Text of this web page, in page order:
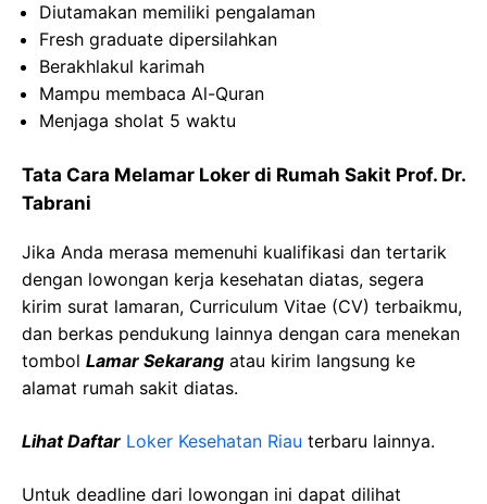
Diutamakan memiliki pengalaman
Fresh graduate dipersilahkan
Berakhlakul karimah
Mampu membaca Al-Quran
Menjaga sholat 5 waktu
Tata Cara Melamar Loker di Rumah Sakit Prof. Dr.
Tabrani
Jika Anda merasa memenuhi kualifikasi dan tertarik
dengan lowongan kerja kesehatan diatas, segera
kirim surat lamaran, Curriculum Vitae (CV) terbaikmu,
dan berkas pendukung lainnya dengan cara menekan
tombol Lamar Sekarang atau kirim langsung ke
alamat rumah sakit diatas.
Lihat Daftar Loker Kesehatan Riau terbaru lainnya.
Untuk deadline dari lowongan ini dapat dilihat